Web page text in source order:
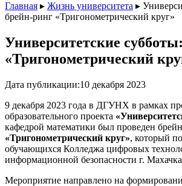
Главная ▸ Жизнь университета ▸
брейн-ринг «Тригонометрический круг»
Университетские
«Тригонометрический
Дата публикации:10 декабря 2023
9 декабря 2023 года в ДГУНХ в рамках
образовательного проекта
кафедрой математики был проведен
«Тригонометрический круг», который
обучающихся Колледжа цифровых
информационной безопасности г.
Мероприятие направлено на